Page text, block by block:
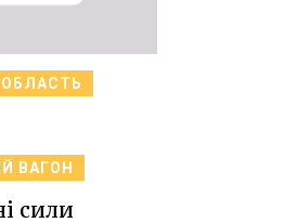
ОБЛАСТЬ
ВАГОН
сили